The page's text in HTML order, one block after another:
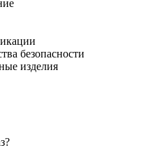
безопасности
изделия